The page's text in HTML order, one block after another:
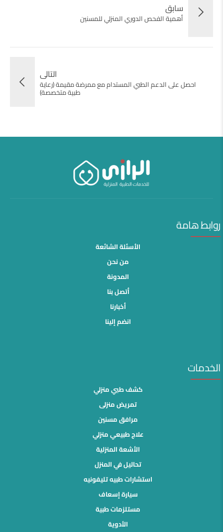
سابق
أهمية الفحص الدوري المنزلي للمسنين
التالى
احصل على الدعم الطبي المستدام مع ممرضة مقيمة (رعاية
طبية متخصصة)
روابط هامة
الأسئلة الشائعة
من نحن
المدونة
أتصل بنا
أخبارنا
انضم إلينا
الخدمات
كشف طبي منزلي
تمريض منزلى
مرافق مسنين
علاج طبيعي منزلي
الأشعة المنزلية
تحاليل في المنزل
استشارات طبيه تليفونيه
سيارة إسعاف
مستلزمات طبية
الأدوية